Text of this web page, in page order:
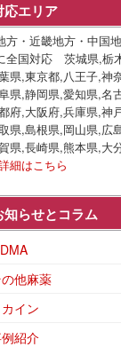
応エリア
方・近畿地方・中国
全国対応 茨城県,栃
県,東京都,八王子,神
県,静岡県,愛知県,名
府,大阪府,兵庫県,神
県,島根県,岡山県,広
県,長崎県,熊本県,大
細はこちら
知らせとコラム
他麻薬
イン
紹介